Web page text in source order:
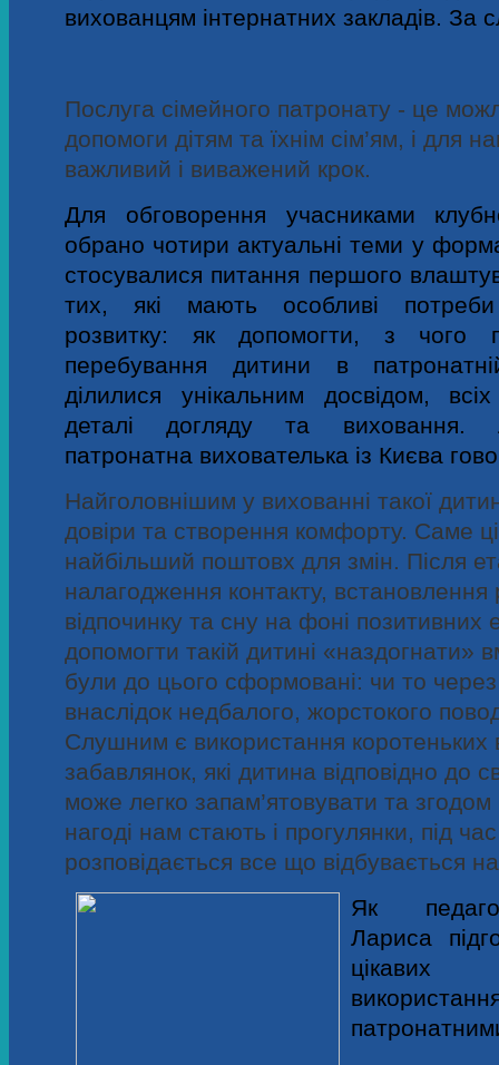
вихованцям інтернатних закладів. За
Послуга сімейного патронату - це
допомоги дітям та їхнім сім’ям, і для
важливий і виважений крок.
Для обговорення учасниками
обрано чотири актуальні теми у
стосувалися питання першого
тих, які мають особливі
розвитку: як допомогти, з чого
перебування дитини в
ділилися унікальним досвідом,
деталі догляду та виховання.
патронатна вихователька із Києва
Найголовнішим у вихованні такої
довіри та створення комфорту. Саме
найбільший поштовх для змін. Після
налагодження контакту,
відпочинку та сну на фоні позитивних
допомогти такій дитині «наздогнати»
були до цього сформовані: чи то
внаслідок недбалого, жорстокого
Слушним є використання коротеньких
забавлянок, які дитина відповідно до
може легко запам’ятовувати та
нагоді нам стають і прогулянки, під
розповідається все що відбувається
Як
Лариса
цікавих